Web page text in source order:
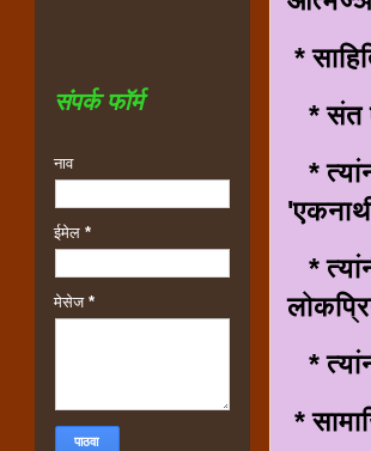
*
* संत
*
*
*
*
संपर्क फॉर्म
नाव
ईमेल*
मेसेज*